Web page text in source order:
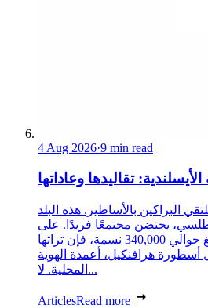
4 Aug 2026·9 min read
تقاليدها وعاداتها
البراكين بالأساطير. هذه البلد
يحتضن مجتمعًا فريدًا. على
الرغم من عدد سكانها الذي يبلغ حوالي 340,000 نسمة، فإن تراثها
هرافنكيل، أعمدة الهوية
المحلية. لا...
ArticlesRead more